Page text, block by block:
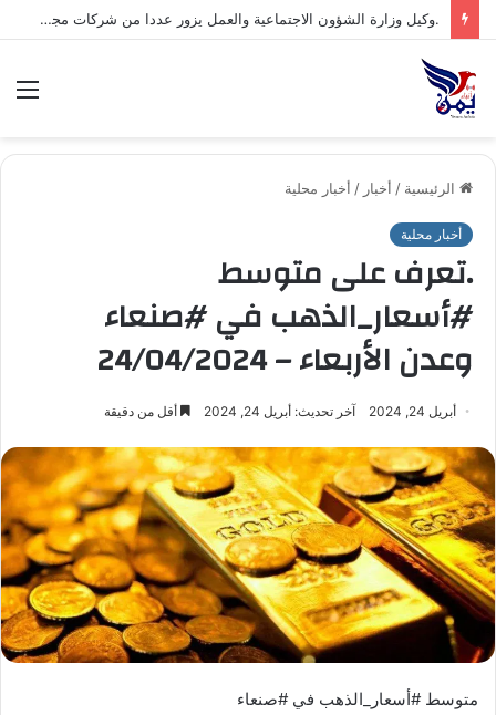
.وكيل وزارة الشؤون الاجتماعية والعمل يزور عددا من شركات مجموعة هائل سعيد أنعم وشركاه ويشيد بتجربتها المتقدمة في مجال السلامة والصحة المهنية*
الرئيسية / أخبار / أخبار محلية
أخبار محلية
.تعرف على متوسط
#أسعار_الذهب في #صنعاء
وعدن الأربعاء – 24/04/2024
أبريل 24, 2024 آخر تحديث: أبريل 24, 2024 أقل من دقيقة
متوسط #أسعار_الذهب في #صنعاء